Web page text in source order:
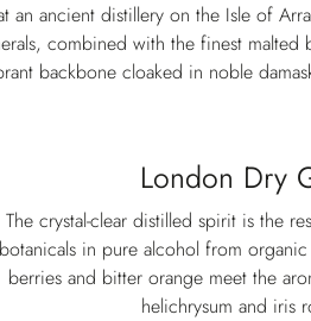
an ancient distillery on the Isle of
combined with the finest malted
backbone cloaked in noble
London Dry
The crystal-clear distilled spirit is the
botanicals in pure alcohol from organic
berries and bitter orange meet the
helichrysum and iris